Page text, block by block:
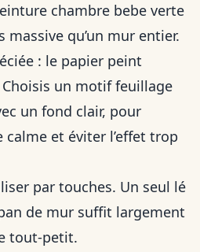
chambre bebe verte
qu’un mur entier.
: le papier peint
un motif feuillage
un fond clair, pour
et éviter l’effet trop
par touches. Un seul lé
de mur suffit largement
tout-petit.